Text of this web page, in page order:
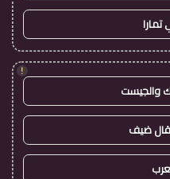
!
والجيست